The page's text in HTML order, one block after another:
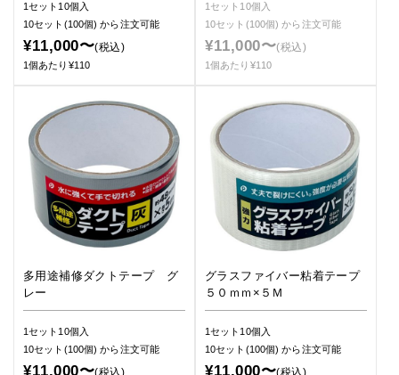
1セット10個入
10セット(100個)から注文可能
¥11,000〜(税込)
1個あたり¥110
1セット10個入
10セット(100個)から注文可能
¥11,000〜(税込)
1個あたり¥110
多用途補修ダクトテープ グ
レー
1セット10個入
10セット(100個)から注文可能
¥11,000〜(税込)
グラスファイバー粘着テープ
５０ｍｍ×５Ｍ
1セット10個入
10セット(100個)から注文可能
¥11,000〜(税込)